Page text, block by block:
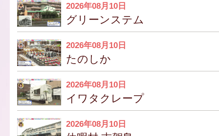
2026年08月10日
グリーンステム
2026年08月10日
たのしか
2026年08月10日
イワタクレープ
2026年08月10日